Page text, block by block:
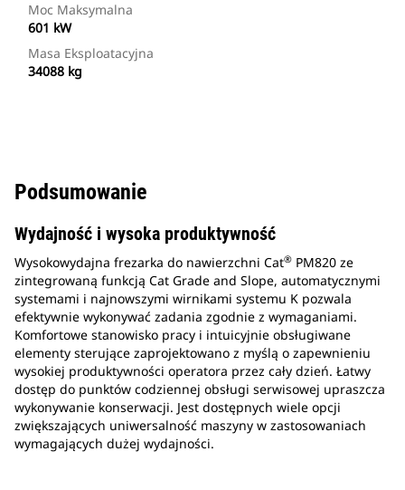
Moc Maksymalna
601 kW
Masa Eksploatacyjna
34088 kg
Podsumowanie
Wydajność i wysoka produktywność
Wysokowydajna frezarka do nawierzchni Cat® PM820 ze
zintegrowaną funkcją Cat Grade and Slope, automatycznymi
systemami i najnowszymi wirnikami systemu K pozwala
efektywnie wykonywać zadania zgodnie z wymaganiami.
Komfortowe stanowisko pracy i intuicyjnie obsługiwane
elementy sterujące zaprojektowano z myślą o zapewnieniu
wysokiej produktywności operatora przez cały dzień. Łatwy
dostęp do punktów codziennej obsługi serwisowej upraszcza
wykonywanie konserwacji. Jest dostępnych wiele opcji
zwiększających uniwersalność maszyny w zastosowaniach
wymagających dużej wydajności.